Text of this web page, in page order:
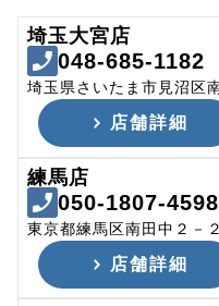
埼玉大宮店
048-685-1182
埼玉県さいたま市見沼区
店舗詳細
練馬店
050-1807-4598
東京都練馬区南田中２－
店舗詳細